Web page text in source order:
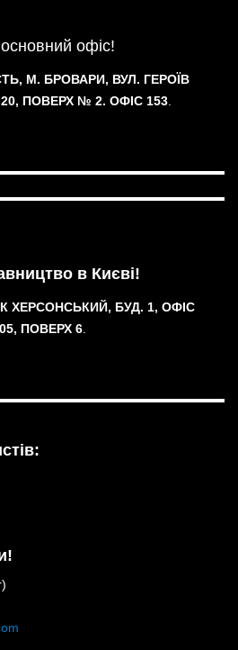
офіс!
М. БРОВАРИ, ВУЛ. ГЕРОЇВ
ПОВЕРХ № 2. ОФІС 153.
в Києві!
ХЕРСОНСЬКИЙ, БУД. 1, ОФІС
ПОВЕРХ 6